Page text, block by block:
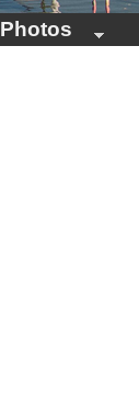
Photos